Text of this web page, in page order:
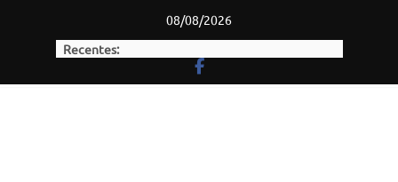
08/08/2026
Recentes: